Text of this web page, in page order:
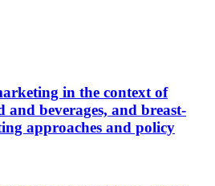
in the context of
and beverages, and breast-
approaches and policy